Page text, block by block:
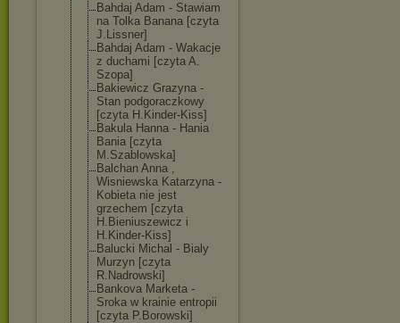
Bahdaj Adam - Stawiam
na Tolka Banana [czyta
J.Lissner]
Bahdaj Adam - Wakacje
z duchami [czyta A.
Szopa]
Bakiewicz Grazyna -
Stan podgoraczkowy
[czyta H.Kinder-Kiss]
Bakula Hanna - Hania
Bania [czyta
M.Szablowska]
Balchan Anna ,
Wisniewska Katarzyna -
Kobieta nie jest
grzechem [czyta
H.Bieniuszewicz i
H.Kinder-Kiss]
Balucki Michal - Bialy
Murzyn [czyta
R.Nadrowski]
Bankova Marketa -
Sroka w krainie entropii
[czyta P.Borowski]